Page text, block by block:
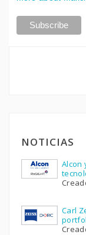
NOTICIAS
Alcon
Carl